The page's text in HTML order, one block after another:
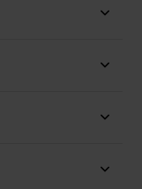
8 Ohm
La sezione delle
in alluminio